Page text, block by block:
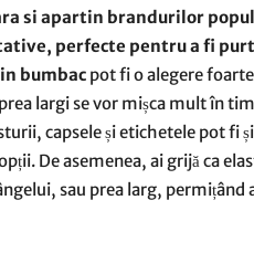
si apartin brandurilor
perfecte pentru a fi
bumbac pot fi o alegere
largi se vor mișca mult în
capsele și etichetele pot fi
De asemenea, ai grijă ca
sau prea larg,